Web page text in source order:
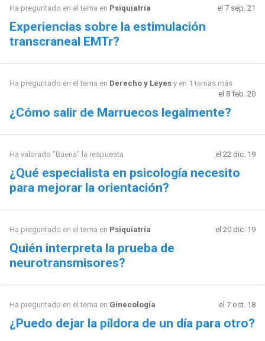
Ha preguntado en el tema en Psiquiatría el 7 sep. 21
Experiencias sobre la estimulación
transcraneal EMTr?
Ha preguntado en el tema en Derecho y Leyesy en 1 temas más
el 8 feb. 20
¿Cómo salir de Marruecos legalmente?
Ha valorado "Buena" la respuesta el 22 dic. 19
¿Qué especialista en psicología necesito
para mejorar la orientación?
Ha preguntado en el tema en Psiquiatría el 20 dic. 19
Quién interpreta la prueba de
neurotransmisores?
Ha preguntado en el tema en Ginecología el 7 oct. 18
¿Puedo dejar la píldora de un día para otro?